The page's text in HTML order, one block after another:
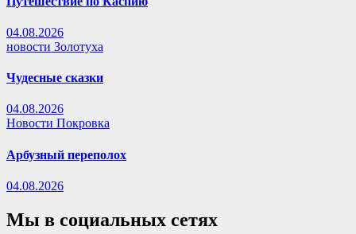
04.08.2026
новости Золотуха
Чудесные сказки
04.08.2026
Новости Покровка
Арбузный переполох
04.08.2026
Мы в социальных сетях